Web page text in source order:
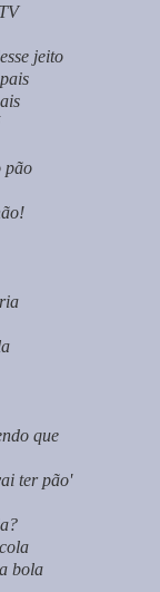
jeito
pão
que
ter pão'
bola